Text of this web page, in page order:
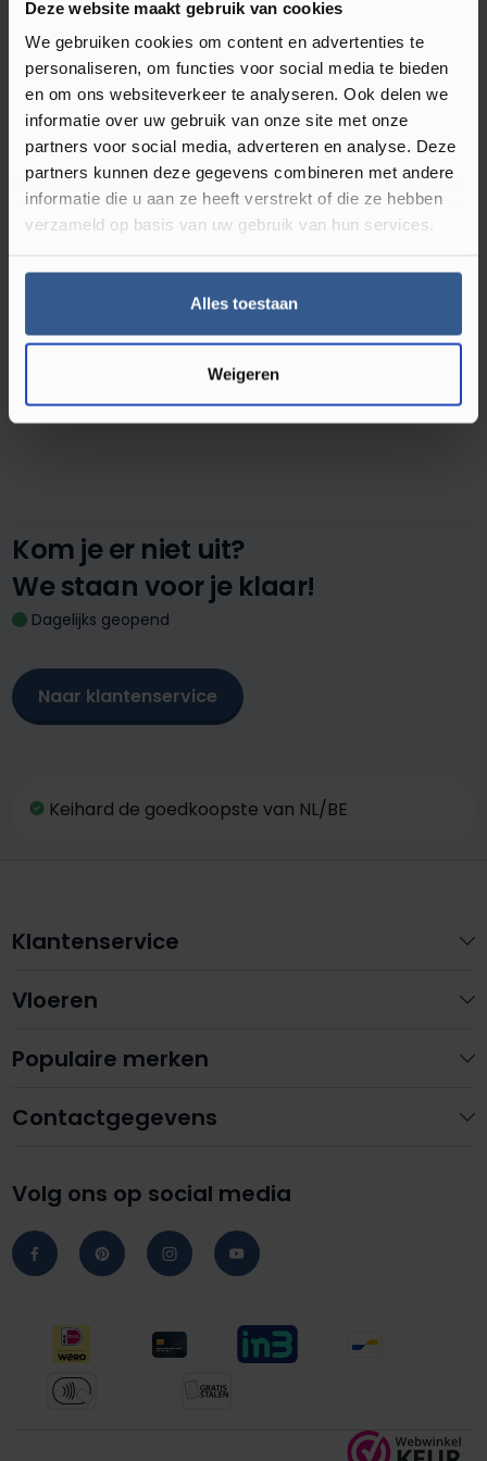
Deze website maakt gebruik van cookies
We gebruiken cookies om content en advertenties te
personaliseren, om functies voor social media te bieden
en om ons websiteverkeer te analyseren. Ook delen we
informatie over uw gebruik van onze site met onze
partners voor social media, adverteren en analyse. Deze
partners kunnen deze gegevens combineren met andere
informatie die u aan ze heeft verstrekt of die ze hebben
verzameld op basis van uw gebruik van hun services.
Alles toestaan
Weigeren
Reviews
0
Review achterlaten
Geen beoordelingen gevonden. Deel uw
inzichten met anderen.
Kom je er niet uit?
We staan voor je klaar!
Dagelijks geopend
Naar klantenservice
Keihard de goedkoopste van NL/BE
Contactgegevens
Volg ons op social media
Klantenservice
Vloeren
Populaire merken